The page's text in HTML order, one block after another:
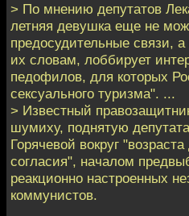
> По мнению депутатов
летняя девушка еще не
предосудительные связи,
их словам, лоббирует
педофилов, для которых
сексуального туризма". ...
> Известный
шумиху, поднятую
Горячевой вокруг
согласия", началом
реакционно настроенных
коммунистов.